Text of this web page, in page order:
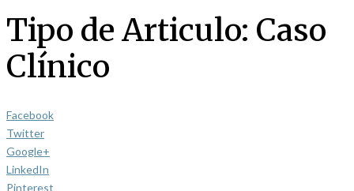
Tipo de Articulo: Caso
Clínico
Facebook
Twitter
Google+
LinkedIn
Pinterest